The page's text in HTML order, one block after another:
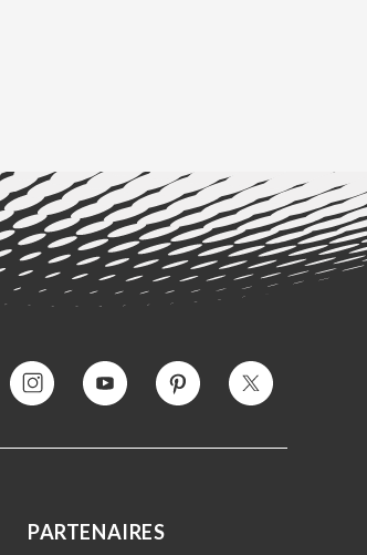
InstagramYouTube Intérêt Twitter
PARTENAIRES